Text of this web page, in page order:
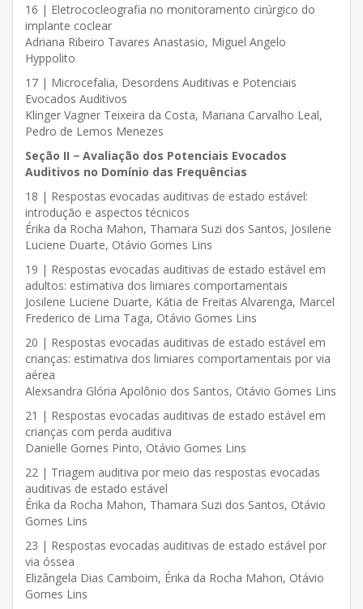
16 | Eletrococleografia no monitoramento cirúrgico do
implante coclear
Adriana Ribeiro Tavares Anastasio, Miguel Angelo
Hyppolito
17 | Microcefalia, Desordens Auditivas e Potenciais
Evocados Auditivos
Klinger Vagner Teixeira da Costa, Mariana Carvalho Leal,
Pedro de Lemos Menezes
Seção II − Avaliação dos Potenciais Evocados
Auditivos no Domínio das Frequências
18 | Respostas evocadas auditivas de estado estável:
introdução e aspectos técnicos
Érika da Rocha Mahon, Thamara Suzi dos Santos, Josilene
Luciene Duarte, Otávio Gomes Lins
19 | Respostas evocadas auditivas de estado estável em
adultos: estimativa dos limiares comportamentais
Josilene Luciene Duarte, Kátia de Freitas Alvarenga, Marcel
Frederico de Lima Taga, Otávio Gomes Lins
20 | Respostas evocadas auditivas de estado estável em
crianças: estimativa dos limiares comportamentais por via
aérea
Alexsandra Glória Apolônio dos Santos, Otávio Gomes Lins
21 | Respostas evocadas auditivas de estado estável em
crianças com perda auditiva
Danielle Gomes Pinto, Otávio Gomes Lins
22 | Triagem auditiva por meio das respostas evocadas
auditivas de estado estável
Érika da Rocha Mahon, Thamara Suzi dos Santos, Otávio
Gomes Lins
23 | Respostas evocadas auditivas de estado estável por
via óssea
Elizângela Dias Camboim, Érika da Rocha Mahon, Otávio
Gomes Lins